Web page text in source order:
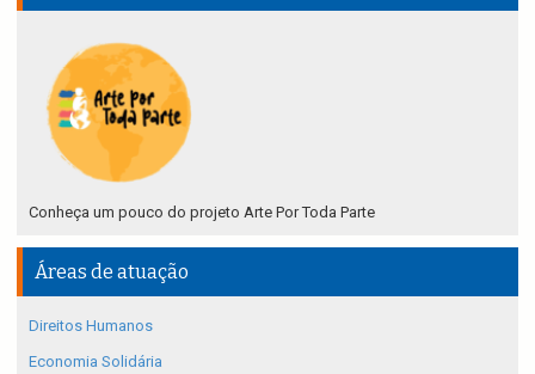
Conheça um pouco do projeto Arte Por Toda Parte
Áreas de atuação
Direitos Humanos
Economia Solidária